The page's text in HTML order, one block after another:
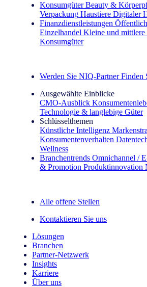
Konsumgüter Beauty &
Verpackung Haustiere Digitaler
Finanzdienstleistungen
Einzelhandel Kleine und mittlere
Konsumgüter
Werden Sie NIQ-Partner Finden
Ausgewählte Einblicke
CMO‑Ausblick
Technologie & langlebige Güter
Schlüsselthemen
Künstliche Intelligenz
Konsumentenverhalten
Wellness
Branchentrends Omnichannel /
& Promotion Produktinnovation
Alle offene Stellen
Kontaktieren Sie uns
Lösungen
Branchen
Partner-Netzwerk
Insights
Karriere
Über uns